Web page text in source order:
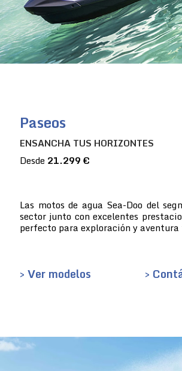
Paseos
ENSANCHA TUS HORIZONTES
Desde 21.299 €
Las motos de agua Sea-Doo del
sector junto con excelentes
perfecto para exploración y
> Ver modelos >